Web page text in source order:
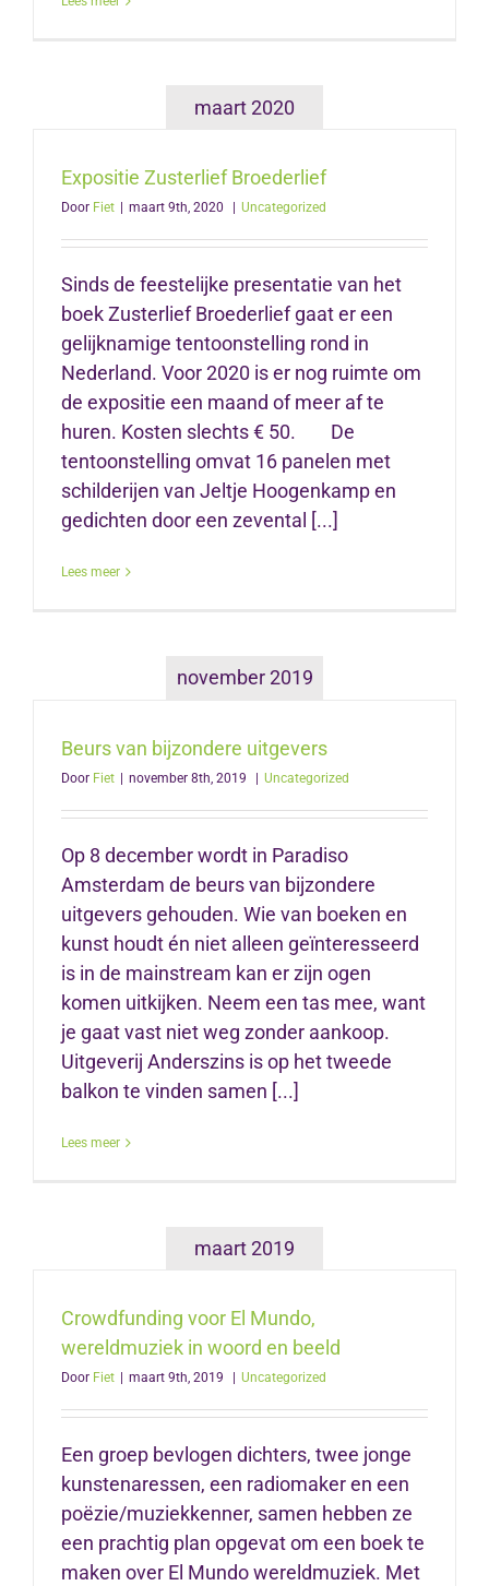
maart 2020
Expositie Zusterlief Broederlief
Door Fiet maart 9th, 2020 Uncategorized
Sinds de feestelijke presentatie van het
boek Zusterlief Broederlief gaat er een
gelijknamige tentoonstelling rond in
Nederland. Voor 2020 is er nog ruimte om
de expositie een maand of meer af te
huren. Kosten slechts € 50. De
tentoonstelling omvat 16 panelen met
schilderijen van Jeltje Hoogenkamp en
gedichten door een zevental [...]
Lees meer
november 2019
Beurs van bijzondere uitgevers
Door Fiet | november 8th, 2019 | Uncategorized
Op 8 december wordt in Paradiso
Amsterdam de beurs van bijzondere
uitgevers gehouden. Wie van boeken en
kunst houdt én niet alleen geïnteresseerd
is in de mainstream kan er zijn ogen
komen uitkijken. Neem een tas mee, want
je gaat vast niet weg zonder aankoop.
Uitgeverij Anderszins is op het tweede
balkon te vinden samen [...]
Lees meer
maart 2019
Crowdfunding voor El Mundo,
wereldmuziek in woord en beeld
Door Fiet maart 9th, 2019 Uncategorized
Een groep bevlogen dichters, twee jonge
kunstenaressen, een radiomaker en een
poëzie/muziekkenner, samen hebben ze
een prachtig plan opgevat om een boek te
maken over El Mundo wereldmuziek. Met